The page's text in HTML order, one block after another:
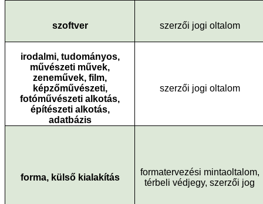
szoftver szerzői jogi oltalom
irodalmi, tudományos,
művészeti művek,
zeneművek, film,
képzőművészeti,
fotóművészeti alkotás,
építészeti alkotás,
adatbázis
szerzői jogi oltalom
forma, külső kialakítás
formatervezési mintaoltalom,
térbeli védjegy, szerzői jog